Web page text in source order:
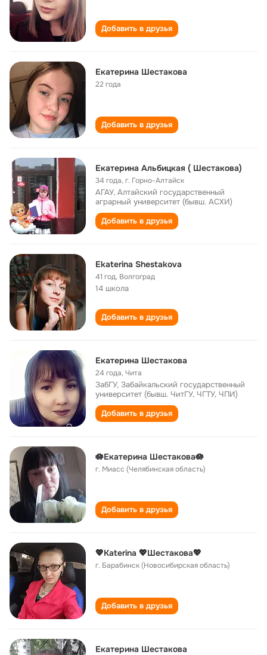
Добавить в друзья
Екатерина Шестакова
22 года
Добавить в друзья
Екатерина Альбицкая ( Шестакова)
34 года,г. Горно-Алтайск
АГАУ, Алтайский государственный
аграрный университет (бывш. АСХИ)
Добавить в друзья
Ekaterina Shestakova
41 год, Волгоград
14 школа
Добавить в друзья
Екатерина Шестакова
24 года,Чита
ЗабГУ, Забайкальский государственный
университет (бывш. ЧитГУ, ЧГТУ, ЧПИ)
Добавить в друзья
🪷Екатерина Шестакова🪷
г. Миасс (Челябинская область)
Добавить в друзья
💖Katerina 💖Шестакова💖
г. Барабинск (Новосибирская область)
Добавить в друзья
Екатерина Шестакова